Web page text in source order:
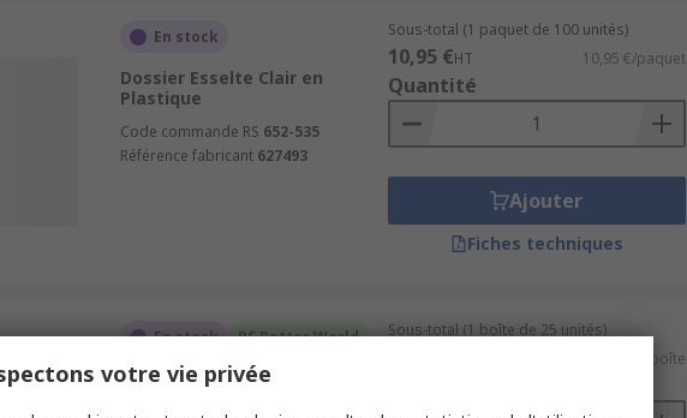
En stock
Dossier Esselte Clair en
Plastique
Code commande RS 652-535
Référence fabricant 627493
Sous-total (1 paquet de 100 unités)
10,95 €HT 10,95 €/paquet
Quantité
Ajouter
Fiches techniques
En stock RS Better World
Dossiers suspendus Esselte
Sous-total (1 boîte de 25 unités)
59,83 €/boîte
votre vie privée